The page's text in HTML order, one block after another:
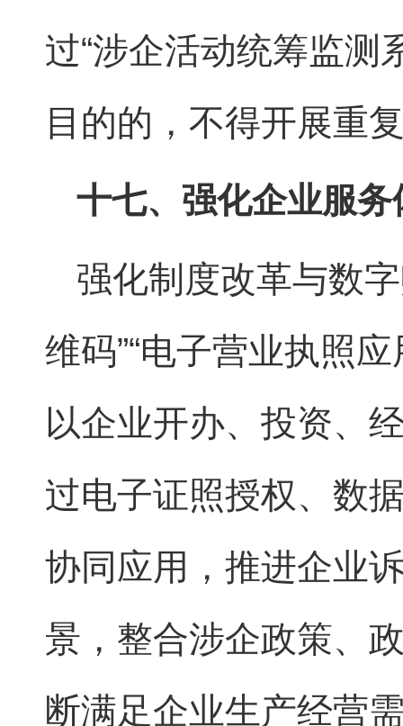
过“涉企活动统筹监测
目的的，不得开展重
十七、强化企业服
强化制度改革与数
维码”“电子营业执照
以企业开办、投资、
过电子证照授权、数
协同应用，推进企业
景，整合涉企政策、
断满足企业生产经营